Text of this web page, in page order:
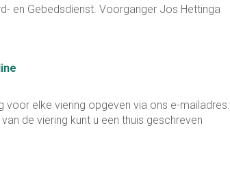
en Gebedsdienst. Voorganger Jos Hettinga
voor elke viering opgeven via ons e-mailadres:
de viering kunt u een thuis geschreven